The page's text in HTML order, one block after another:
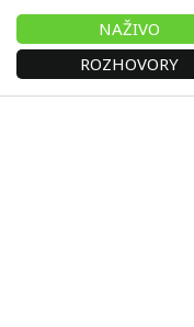
NAŽIVO
ROZHOVORY